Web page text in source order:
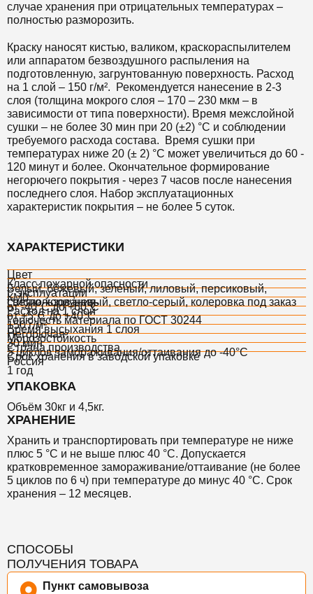
случае хранения при отрицательных температурах –
полностью разморозить.
Краску наносят кистью, валиком, краскораспылителем
или аппаратом безвоздушного распыления на
подготовленную, загрунтованную поверхность. Расход
на 1 слой – 150 г/м². Рекомендуется нанесение в 2-3
слоя (толщина мокрого слоя – 170 – 230 мкм – в
зависимости от типа поверхности). Время межслойной
сушки – не более 30 мин при 20 (±2) °С и соблюдении
требуемого расхода состава. Время сушки при
температурах ниже 20 (± 2) °С может увеличиться до 60 -
120 минут и более. Окончательное формирование
негорючего покрытия - через 7 часов после нанесения
последнего слоя. Набор эксплуатационных
характеристик покрытия – не более 5 суток.
ХАРАКТЕРИСТИКИ
Цвет
Белый, бежевый, зеленый, лиловый, персиковый,
светло-коричневый, светло-серый, колеровка под заказ
Класс пожарной опасности
КМ0
t° эксплуатации
от -40°С до +60°С
t° использования
от +5°С до +40°С
Расход на 1 слой
150 г/м²
Горючесть материала по ГОСТ 30244
Негорючая
Время высыхания 1 слоя
30 мин
Морозостойкость
5 циклов замораживания/оттаивания до -40°С
Страна производства
Россия
Срок хранения в заводской упаковке
1 год
УПАКОВКА
Объём 30кг и 4,5кг.
ХРАНЕНИЕ
Хранить и транспортировать при температуре не ниже
плюс 5 °С и не выше плюс 40 °С. Допускается
кратковременное замораживание/оттаивание (не более
5 циклов по 6 ч) при температуре до минус 40 °С. Срок
хранения – 12 месяцев.
СПОСОБЫ
ПОЛУЧЕНИЯ ТОВАРА
Пункт самовывоза